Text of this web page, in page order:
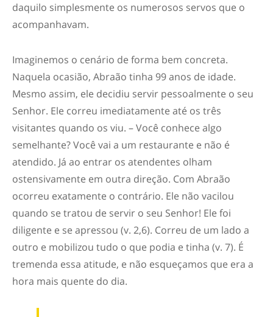
daquilo simplesmente os numerosos servos que o
acompanhavam.
Imaginemos o cenário de forma bem concreta.
Naquela ocasião, Abraão tinha 99 anos de idade.
Mesmo assim, ele decidiu servir pessoalmente o seu
Senhor. Ele correu imediatamente até os três
visitantes quando os viu. – Você conhece algo
semelhante? Você vai a um restaurante e não é
atendido. Já ao entrar os atendentes olham
ostensivamente em outra direção. Com Abraão
ocorreu exatamente o contrário. Ele não vacilou
quando se tratou de servir o seu Senhor! Ele foi
diligente e se apressou (v. 2,6). Correu de um lado a
outro e mobilizou tudo o que podia e tinha (v. 7). É
tremenda essa atitude, e não esqueçamos que era a
hora mais quente do dia.